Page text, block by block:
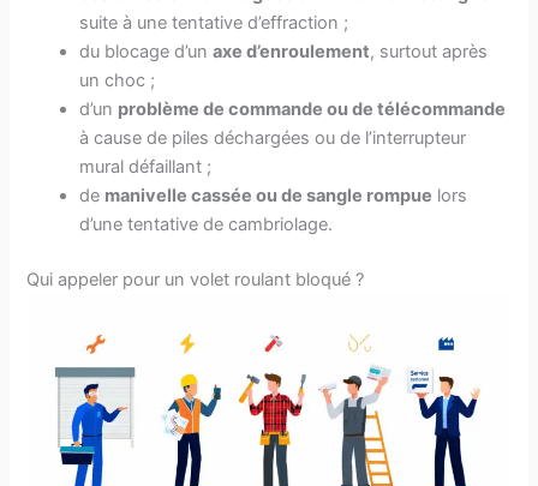
suite à une tentative d’effraction ;
du blocage d’unaxe d’enroulement, surtout après
un choc ;
d’un problème de commande ou de télécommande
à cause de piles déchargées ou de l’interrupteur
mural défaillant ;
de manivelle cassée ou de sangle rompue lors
d’une tentative de cambriolage.
Qui appeler pour un volet roulant bloqué ?